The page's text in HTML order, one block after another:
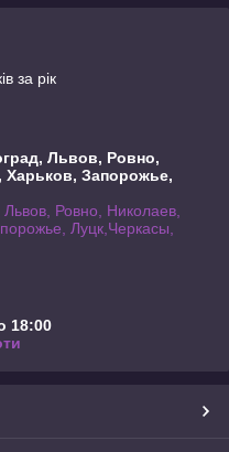
за рік
Львов, Ровно,
Харьков, Запорожье,
Ровно, Николаев,
Луцк,Черкасы,
18:00